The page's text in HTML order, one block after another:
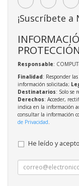
¡Suscríbete
Responsable:
Finalidad: Responder
información solicitada;
Destinatarios: Solo se
Derechos: Acceder,
indica en la información
consultar la información
de Privacidad
He leído y